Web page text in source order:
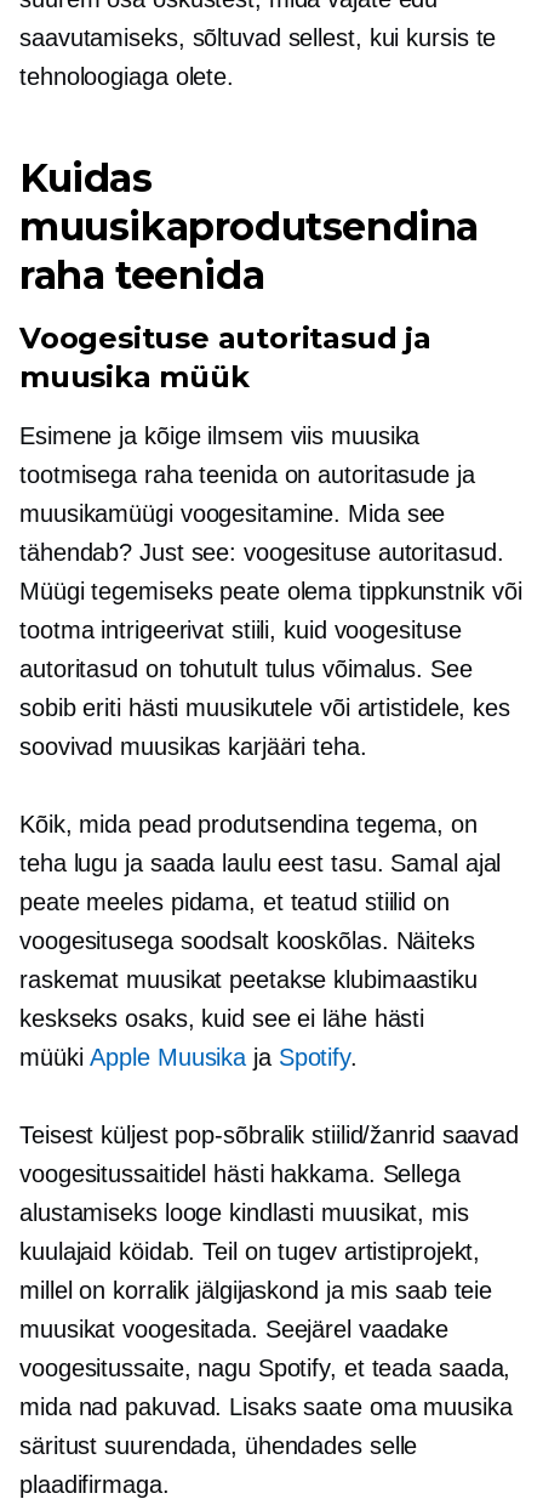
saavutamiseks, sõltuvad sellest, kui kursis te
tehnoloogiaga olete.
Kuidas
muusikaprodutsendina
raha teenida
Voogesituse autoritasud ja
muusika müük
Esimene ja kõige ilmsem viis muusika
tootmisega raha teenida on autoritasude ja
muusikamüügi voogesitamine. Mida see
tähendab? Just see: voogesituse autoritasud.
Müügi tegemiseks peate olema tippkunstnik või
tootma intrigeerivat stiili, kuid voogesituse
autoritasud on tohutult tulus võimalus. See
sobib eriti hästi muusikutele või artistidele, kes
soovivad muusikas karjääri teha.
Kõik, mida pead produtsendina tegema, on
teha lugu ja saada laulu eest tasu. Samal ajal
peate meeles pidama, et teatud stiilid on
voogesitusega soodsalt kooskõlas. Näiteks
raskemat muusikat peetakse klubimaastiku
keskseks osaks, kuid see ei lähe hästi
müükiApple Muusika ja Spotify.
Teisest küljest pop-sõbralik stiilid/žanrid saavad
voogesitussaitidel hästi hakkama. Sellega
alustamiseks looge kindlasti muusikat, mis
kuulajaid köidab. Teil on tugev artistiprojekt,
millel on korralik jälgijaskond ja mis saab teie
muusikat voogesitada. Seejärel vaadake
voogesitussaite, nagu Spotify, et teada saada,
mida nad pakuvad. Lisaks saate oma muusika
säritust suurendada, ühendades selle
plaadifirmaga.